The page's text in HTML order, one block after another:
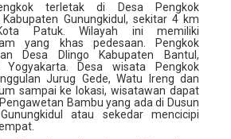
terletak di Desa Pengkok
Gunungkidul, sekitar 4 km
Patuk. Wilayah ini memiliki
yang khas pedesaan. Pengkok
Desa Dlingo Kabupaten Bantul,
Yogyakarta. Desa wisata Pengkok
Jurug Gede, Watu Ireng dan
sampai ke lokasi, wisatawan dapat
Bambu yang ada di Dusun
atau sekedar mencicipi